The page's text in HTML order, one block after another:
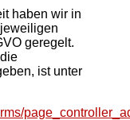
haben wir in
geregelt.
ist unter